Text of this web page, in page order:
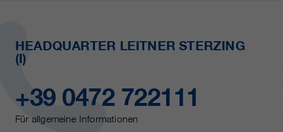
HEADQUARTER LEITNER STERZING
(I)
+39 0472 722111
Für allgemeine Informationen